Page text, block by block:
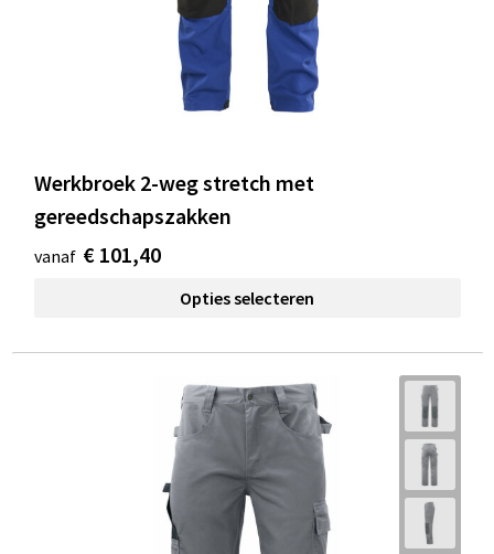
Werkbroek 2-weg stretch met
gereedschapszakken
vanaf € 101,40
Opties selecteren